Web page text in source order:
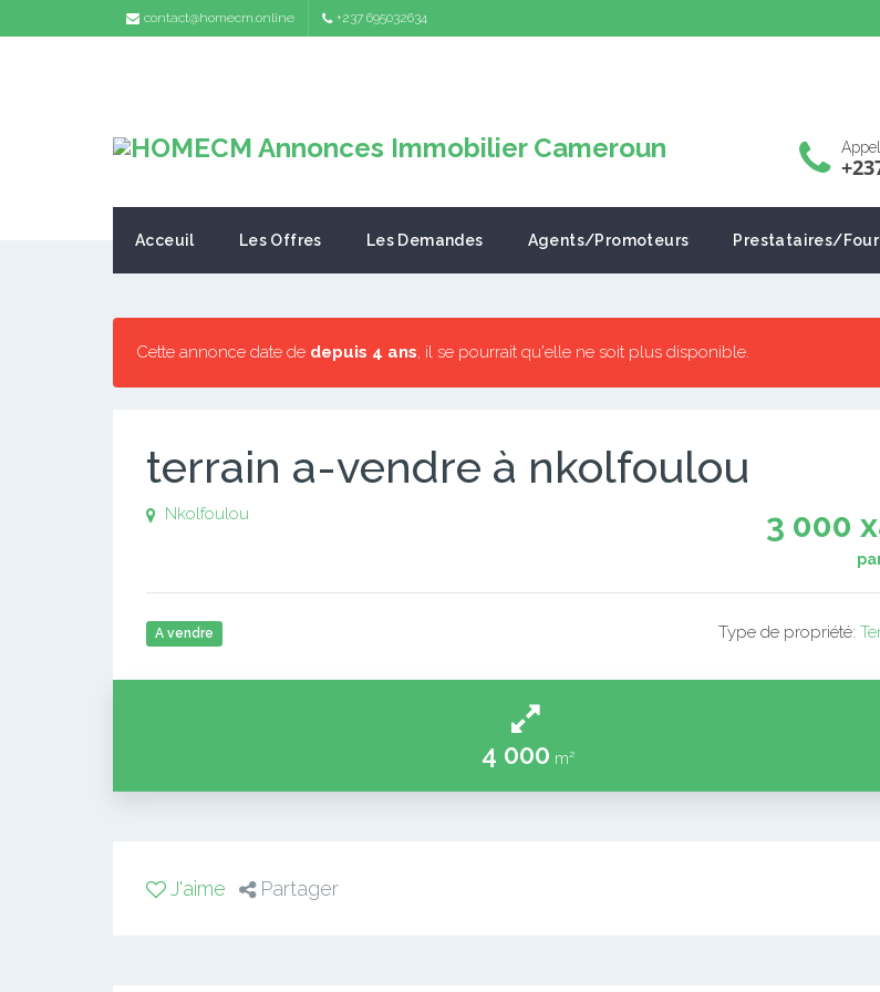
contact@homecm.online +237 695032634
Acceuil Les Offres Les Demandes Agents/Promoteurs Prestataires/
Cette annonce date de depuis 4 ans, il se pourrait qu'elle ne soit plus disponible.
terrain a-vendre à nkolfoulou
3 000
Nkolfoulou
A vendre Type de propriété:
4 000 m²
J'aime Partager